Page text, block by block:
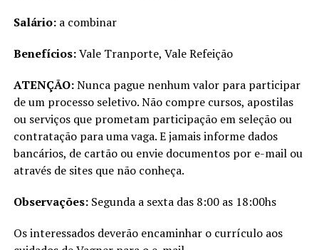
Salário:a combinar
Benefícios:Vale Tranporte, Vale Refeição
ATENÇÃO:Nunca pague nenhum valor para participar
de um processo seletivo. Não compre cursos, apostilas
ou serviços que prometam participação em seleção ou
contratação para uma vaga. E jamais informe dados
bancários, de cartão ou envie documentos por e-mail ou
através de sites que não conheça.
Observações:Segunda a sexta das 8:00 as 18:00hs
Os interessados deverão encaminhar o currículo aos